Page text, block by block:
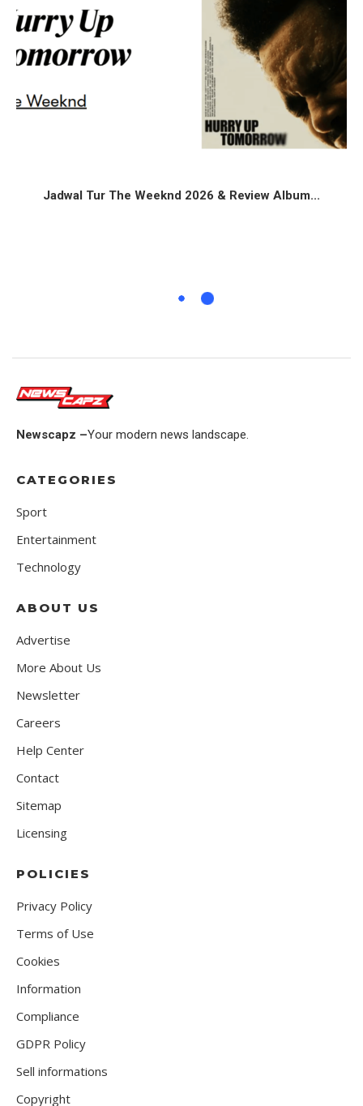
Jadwal Tur The Weeknd 2026 & Review Album...
Newscapz –Your modern news landscape.
CATEGORIES
Sport
Entertainment
Technology
ABOUT US
Advertise
More About Us
Newsletter
Careers
Help Center
Contact
Sitemap
Licensing
POLICIES
Privacy Policy
Terms of Use
Cookies
Information
Compliance
GDPR Policy
Sell informations
Copyright